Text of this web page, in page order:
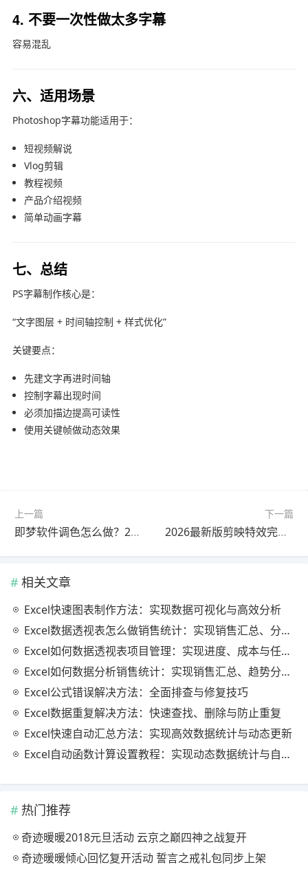
4. 不要一次性做太多字幕
容易混乱
六、适用场景
Photoshop字幕功能适用于：
短视频解说
Vlog剪辑
教程视频
产品介绍视频
简单动画字幕
七、总结
PS字幕制作核心是：
“文字图层 + 时间轴控制 + 样式优化”
关键要点：
先建文字再进时间轴
控制字幕出现时间
必须加描边提高可读性
使用关键帧做动态效果
上一篇
即梦软件调色怎么做？2026最新版教程（新手必看）
下一篇
2026最新版剪映特效完整指南教程｜零基础入门
相关文章
Excel快速图表制作方法：实现数据可视化与高效分析
Excel数据透视表怎么做销售统计：实现销售汇总、分析与动态监控
Excel如何数据透视表项目管理：实现进度、成本与任务的高效分析
Excel如何数据分析销售统计：实现销售汇总、趋势分析与业绩优化
Excel公式错误解决方法：全面排查与修复技巧
Excel数据重复解决方法：快速查找、删除与防止重复
Excel快速自动汇总方法：实现高效数据统计与动态更新
Excel自动函数计算设置教程：实现动态数据统计与自动更新
热门推荐
奇迹暖暖2018元旦活动 云京之巅四神之战复开
奇迹暖暖倾心回忆复开活动 誓言之戒礼包同步上架